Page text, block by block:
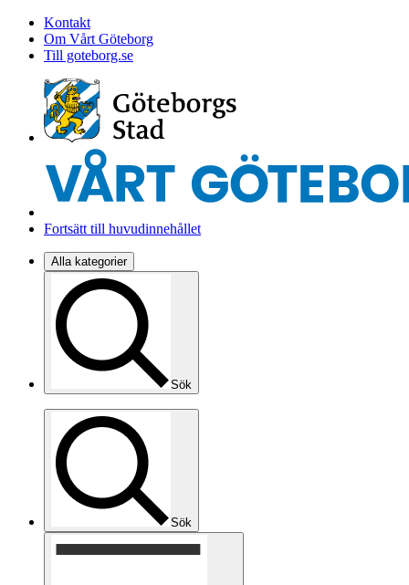
Kontakt
Om Vårt Göteborg
Till goteborg.se
Fortsätt till huvudinnehållet
Alla kategorier
Sök
Sök